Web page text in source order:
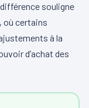
souligne
où certains
à la
d’achat des